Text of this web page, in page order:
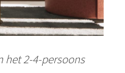
het 2-4-persoons